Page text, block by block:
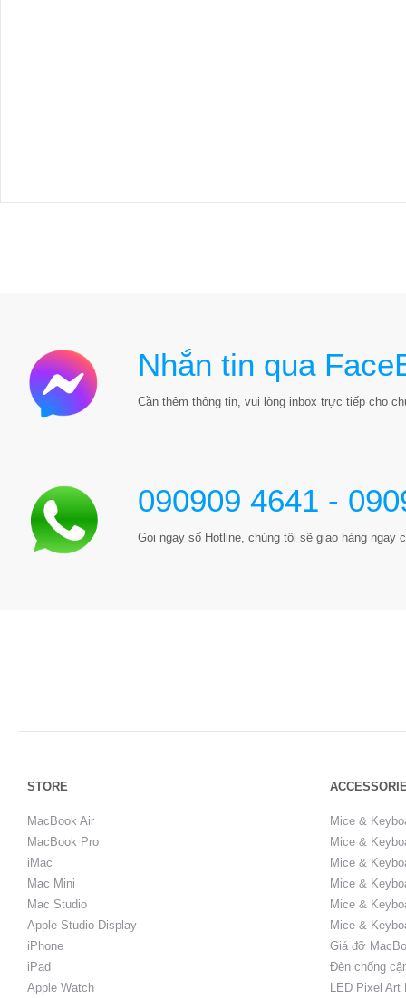
Nhắn tin qua
Cần thêm thông tin, vui lòng inbox trực tiếp cho
090909 4641 -
Gọi ngay số Hotline, chúng tôi sẽ giao hàng ngay
STORE
MacBook Air
MacBook Pro
iMac
Mac Mini
Mac Studio
Apple Studio Display
iPhone
iPad
Apple Watch
Mice &
Mice &
Mice &
Mice &
Mice &
Mice &
Giá đỡ
Đèn chống
LED Pixel Art